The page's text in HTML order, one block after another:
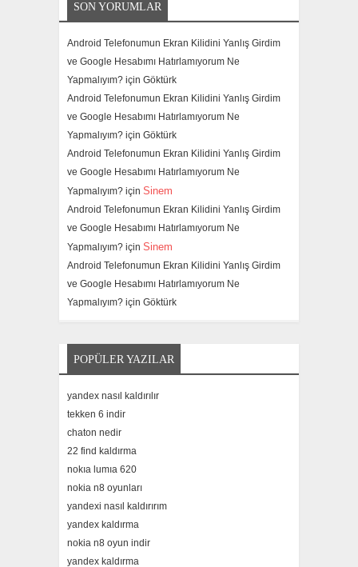
SON YORUMLAR
Android Telefonumun Ekran Kilidini Yanlış Girdim
ve Google Hesabımı Hatırlamıyorum Ne
Yapmalıyım? için Göktürk
Android Telefonumun Ekran Kilidini Yanlış Girdim
ve Google Hesabımı Hatırlamıyorum Ne
Yapmalıyım? için Göktürk
Android Telefonumun Ekran Kilidini Yanlış Girdim
ve Google Hesabımı Hatırlamıyorum Ne
Yapmalıyım? için Sinem
Android Telefonumun Ekran Kilidini Yanlış Girdim
ve Google Hesabımı Hatırlamıyorum Ne
Yapmalıyım? için Sinem
Android Telefonumun Ekran Kilidini Yanlış Girdim
ve Google Hesabımı Hatırlamıyorum Ne
Yapmalıyım? için Göktürk
POPÜLER YAZILAR
yandex nasıl kaldırılır
tekken 6 indir
chaton nedir
22 find kaldırma
nokıa lumıa 620
nokia n8 oyunları
yandexi nasıl kaldırırım
yandex kaldırma
nokia n8 oyun indir
yandex kaldırma